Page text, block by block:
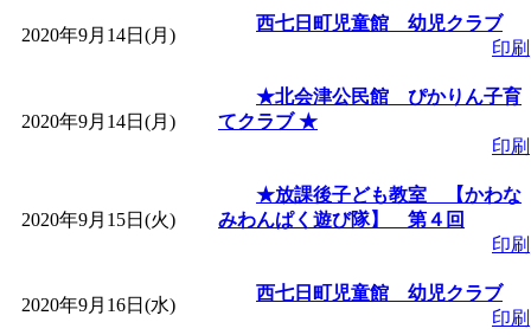
2020年9月14日(月)
西七日町児童館 幼児クラブ
印刷
2020年9月14日(月)
★北会津公民館 ぴかりん子育
てクラブ ★
印刷
2020年9月15日(火)
★放課後子ども教室 【かわな
みわんぱく遊び隊】 第４回
印刷
2020年9月16日(水)
西七日町児童館 幼児クラブ
印刷